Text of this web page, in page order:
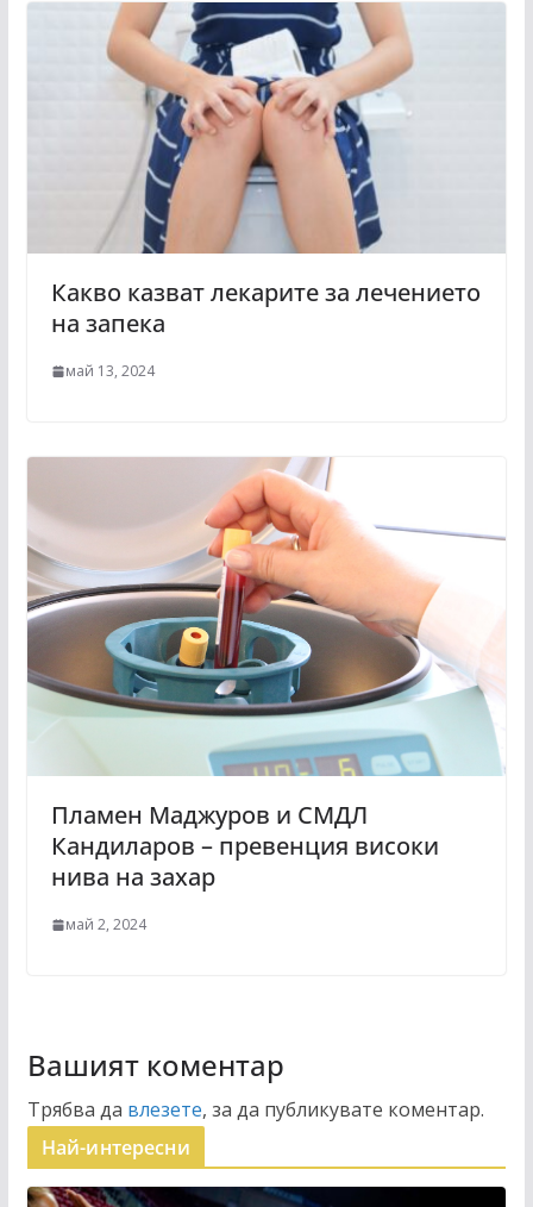
Какво казват лекарите за лечението
на запекa
май 13, 2024
Пламен Маджуров и СМДЛ
Кандиларов – превенция високи
нива на захар
май 2, 2024
Вашият коментар
Трябва да влезете, за да публикувате коментар.
Най-интересни